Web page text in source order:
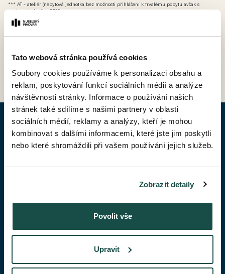
Tato webová stránka používá cookies
Soubory cookies používáme k personalizaci obsahu a
reklam, poskytování funkcí sociálních médií a analýze
návštěvnosti stránky. Informace o používání našich
stránek také sdílíme s našimi partnery v oblasti
sociálních médií, reklamy a analýzy, kteří je mohou
kombinovat s dalšími informacemi, které jste jim poskytli
nebo které shromáždili při vašem používání jejich služeb.
Zobrazit detaily
Povolit vše
Upravit
*** AT - ateliér (nebytová jednotka bez možnosti přihlášení k trvalému pobytu avšak s
možností odpočtu DPH).
POPTAT BYT